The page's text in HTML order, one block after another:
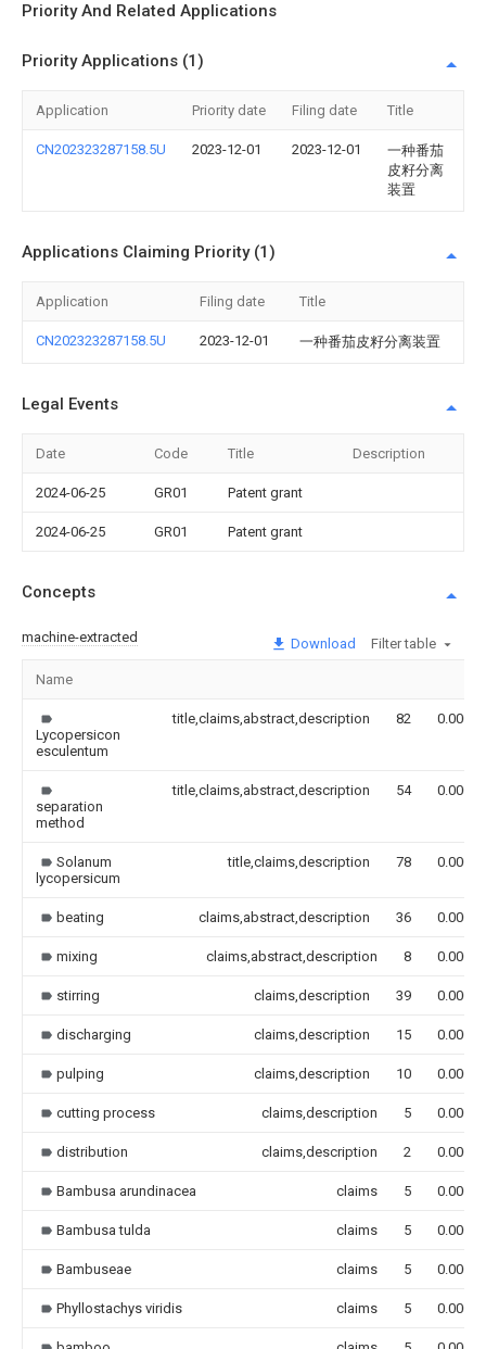
Priority And Related Applications
Priority Applications (1)
Application Priority date Filing date Title
CN202323287158.5U 2023-12-01 2023-12-01
一种番茄
皮籽分离
装置
Applications Claiming Priority (1)
Application Filing date Title
CN202323287158.5U 2023-12-01 一种番茄皮籽分离装置
Legal Events
Date Code Title Description
2024-06-25 GR01 Patent grant
2024-06-25 GR01 Patent grant
Concepts
machine-extracted Download Filter table
Name
Lycopersicon
esculentum
title,claims,abstract,description 82 0.000
separation
method
title,claims,abstract,description 54 0.000
Solanum
lycopersicum
title,claims,description 78 0.000
beating claims,abstract,description 36 0.000
mixing claims,abstract,description 8 0.000
stirring claims,description 39 0.000
discharging claims,description 15 0.000
pulping claims,description 10 0.000
cutting process claims,description 5 0.000
distribution claims,description 2 0.000
Bambusa arundinacea claims 5 0.000
Bambusa tulda claims 5 0.000
Bambuseae claims 5 0.000
Phyllostachys viridis claims 5 0.000